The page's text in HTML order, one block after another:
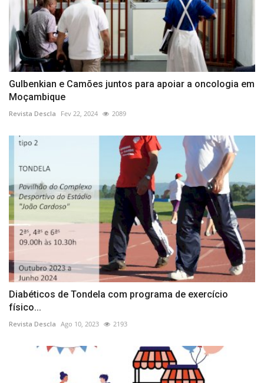
Gulbenkian e Camões juntos para apoiar a oncologia em
Moçambique
Revista Descla Fev 22, 2024 2089
Diabéticos de Tondela com programa de exercício
físico...
Revista Descla Ago 10, 2023 2193